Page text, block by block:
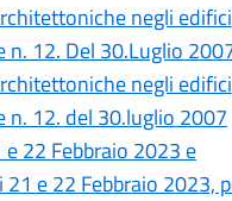
negli edifici
12. Del 30.Luglio
negli edifici
n. 12. del 30.luglio 2007
22 Febbraio 2023 e
e 22 Febbraio 2023,